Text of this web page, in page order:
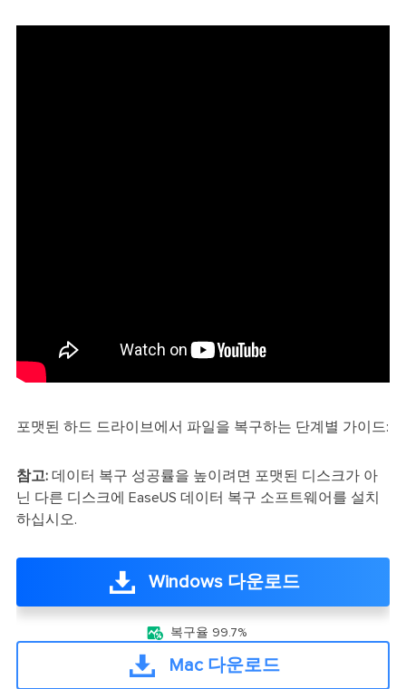
포맷된 하드 드라이브에서 파일을 복구하는 단계별 가이드:
참고:데이터 복구 성공률을 높이려면 포맷된 디스크가 아
닌 다른 디스크에 EaseUS 데이터 복구 소프트웨어를 설치
하십시오.
Windows 다운로드
 복구율 99.7%
Mac 다운로드